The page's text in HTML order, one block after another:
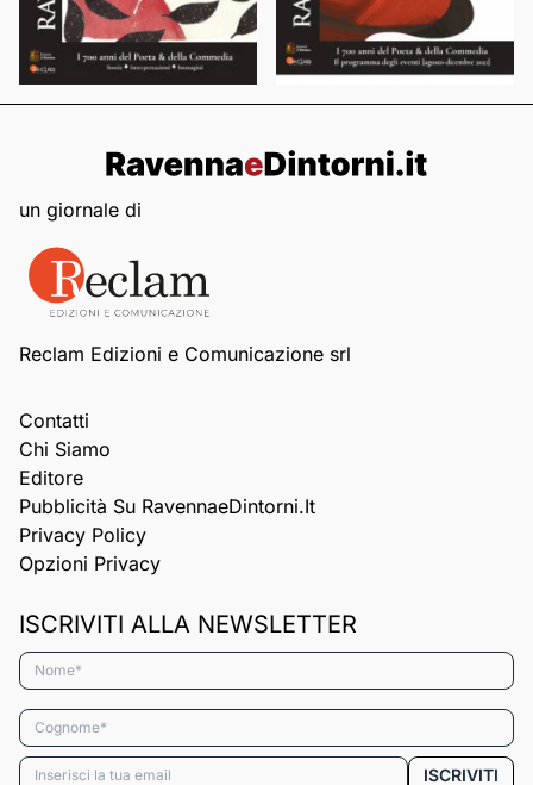
un giornale di
Reclam Edizioni e Comunicazione srl
Contatti
Chi Siamo
Editore
Pubblicità Su RavennaeDintorni.it
Privacy Policy
Opzioni Privacy
ISCRIVITI ALLA NEWSLETTER
Nome*
Cognome*
Email* ISCRIVITI